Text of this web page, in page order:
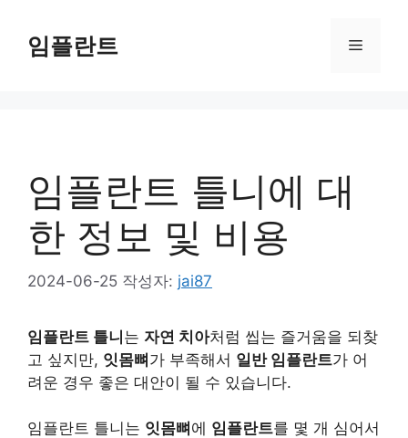
임플란트 메
임플란트 틀니에 대
한 정보 및 비용
2024-06-25 작성자: jai87
임플란트 틀니는 자연 치아처럼 씹는 즐거움을 되찾
고 싶지만, 잇몸뼈가 부족해서 일반 임플란트가 어
려운 경우 좋은 대안이 될 수 있습니다.
임플란트 틀니는 잇몸뼈 에 임플란트를 몇 개 심어서